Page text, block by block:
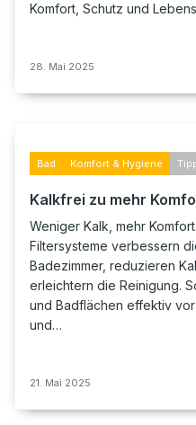
Komfort, Schutz und
28. Mai 2025
Bad Komfort & Hygiene
Kalkfrei zu mehr
Weniger Kalk, mehr
Filtersysteme verbessern
Badezimmer, reduzieren
erleichtern die Reinigung.
und Badflächen effektiv
und…
21. Mai 2025